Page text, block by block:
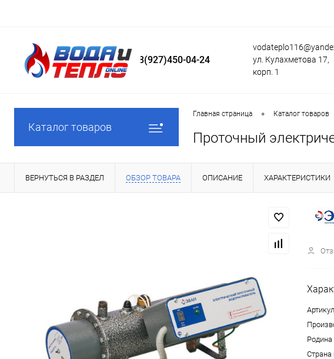
8(927)450-04-24
ул. Кулахметова 17,
корп. 1
Каталог товаров
Главная страница • Каталог товаров
Проточный
ВЕРНУТЬСЯ В РАЗДЕЛ ОБЗОР ТОВАРА ОПИСАНИЕ ХАРАКТЕРИСТИКИ
Артикул
Родина
Страна